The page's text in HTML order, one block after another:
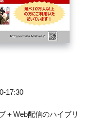
17:30
＋Web配信のハイブリ